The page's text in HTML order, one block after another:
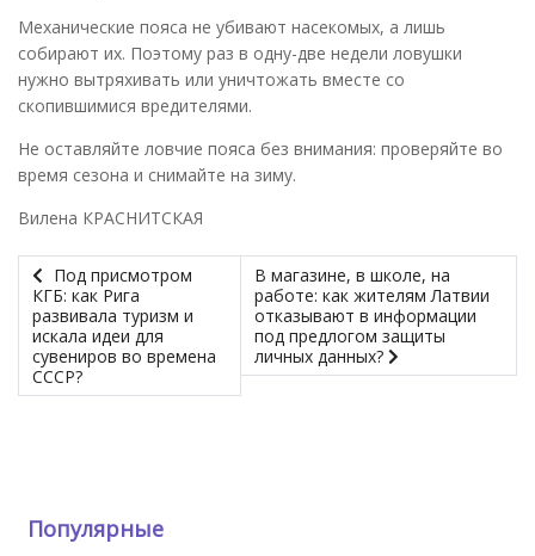
Механические пояса не убивают насекомых, а лишь
собирают их. Поэтому раз в одну-две недели ловушки
нужно вытряхивать или уничтожать вместе со
скопившимися вредителями.
Не оставляйте ловчие пояса без внимания: проверяйте во
время сезона и снимайте на зиму.
Вилена КРАСНИТСКАЯ
Под присмотром
КГБ: как Рига
развивала туризм и
искала идеи для
сувениров во времена
СССР?
В магазине, в школе, на
работе: как жителям Латвии
отказывают в информации
под предлогом защиты
личных данных?
Популярные